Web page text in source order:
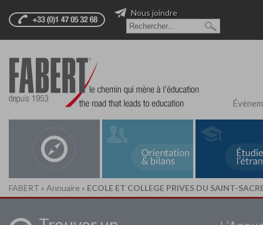
Nous joindre
FABERT » Annuaire » ECOLE ET COLLEGE PRIVES DU SAINT-